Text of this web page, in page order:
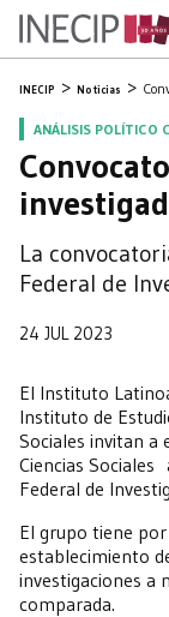
INECIP Noticias
ANÁLISIS POLÍTICO
La
Federal de
24 JUL 2023
El Instituto
Instituto de
Sociales invitan a
Ciencias
Federal de
El grupo tiene
establecimiento
investigaciones a
comparada.